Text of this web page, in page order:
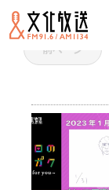
前ページ